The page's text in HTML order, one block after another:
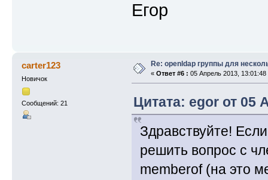
Егор
carter123
Новичок
Сообщений: 21
Re: openldap группы для
« Ответ #6 : 05 Апрель 2013, 13:01:48
Цитата: egor от 05
Здравствуйте!
решить вопрос с
memberof (на это